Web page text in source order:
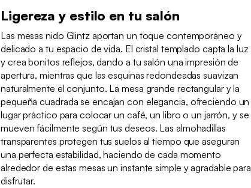
Ligereza y estilo en tu salón
Las mesas nido Glintz aportan un toque contemporáneo y
delicado a tu espacio de vida. El cristal templado capta la luz
y crea bonitos reflejos, dando a tu salón una impresión de
apertura, mientras que las esquinas redondeadas suavizan
naturalmente el conjunto. La mesa grande rectangular y la
pequeña cuadrada se encajan con elegancia, ofreciendo un
lugar práctico para colocar un café, un libro o un jarrón, y se
mueven fácilmente según tus deseos. Las almohadillas
transparentes protegen tus suelos al tiempo que aseguran
una perfecta estabilidad, haciendo de cada momento
alrededor de estas mesas un instante simple y agradable para
disfrutar.